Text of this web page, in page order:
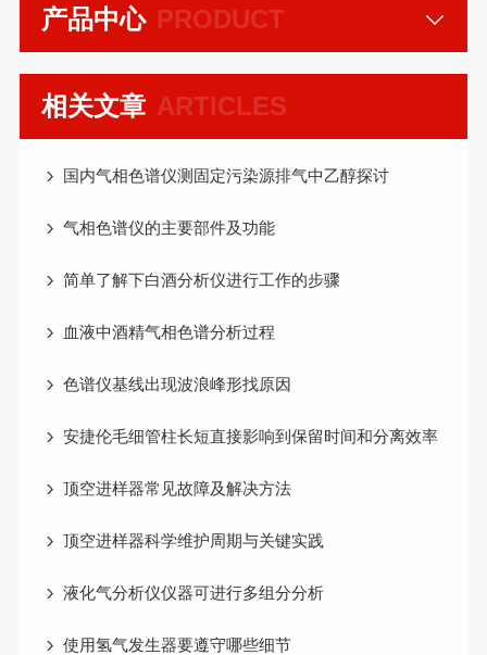
PRODUCT
产品中心
ARTICLES
相关文章
国内气相色谱仪测固定污染源排气中乙醇探讨
气相色谱仪的主要部件及功能
简单了解下白酒分析仪进行工作的步骤
血液中酒精气相色谱分析过程
色谱仪基线出现波浪峰形找原因
安捷伦毛细管柱长短直接影响到保留时间和分离效率
顶空进样器常见故障及解决方法
顶空进样器科学维护周期与关键实践
液化气分析仪仪器可进行多组分分析
使用氢气发生器要遵守哪些细节